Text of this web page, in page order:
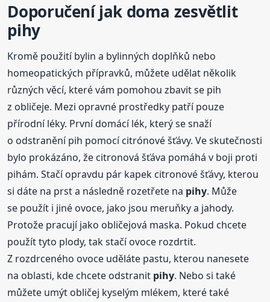
Doporučení jak doma zesvětlit
pihy
Kromě použití bylin a bylinných doplňků nebo
homeopatických přípravků, můžete udělat několik
různých věcí, které vám pomohou zbavit se pih
z obličeje. Mezi opravné prostředky patří pouze
přírodní léky. První domácí lék, který se snaží
o odstranění pih pomocí citrónové šťávy. Ve skutečnosti
bylo prokázáno, že citronová šťáva pomáhá v boji proti
pihám. Stačí opravdu pár kapek citronové šťávy, kterou
si dáte na prst a následně rozetřete na pihy. Může
se použít i jiné ovoce, jako jsou meruňky a jahody.
Protože pracují jako obličejová maska. Pokud chcete
použít tyto plody, tak stačí ovoce rozdrtit.
Z rozdrceného ovoce uděláte pastu, kterou nanesete
na oblasti, kde chcete odstranit pihy. Nebo si také
můžete umýt obličej kyselým mlékem, které také